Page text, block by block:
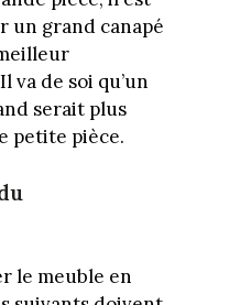
un grand canapé
va de soi qu’un
serait plus
petite pièce.
le meuble en